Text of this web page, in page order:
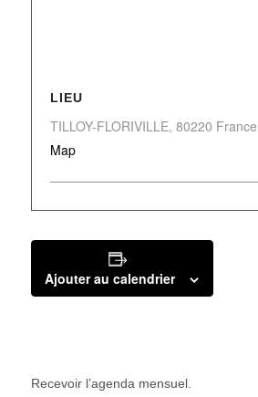
LIEU
TILLOY-FLORIVILLE, 80220 France
Map
Ajouter au calendrier
Recevoir l’agenda mensuel.